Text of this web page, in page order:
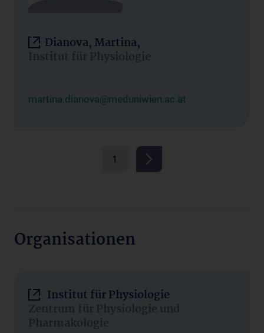
Dianova, Martina,
Institut für Physiologie
martina.dianova@meduniwien.ac.at
1
Organisationen
Institut für Physiologie
Zentrum für Physiologie und
Pharmakologie